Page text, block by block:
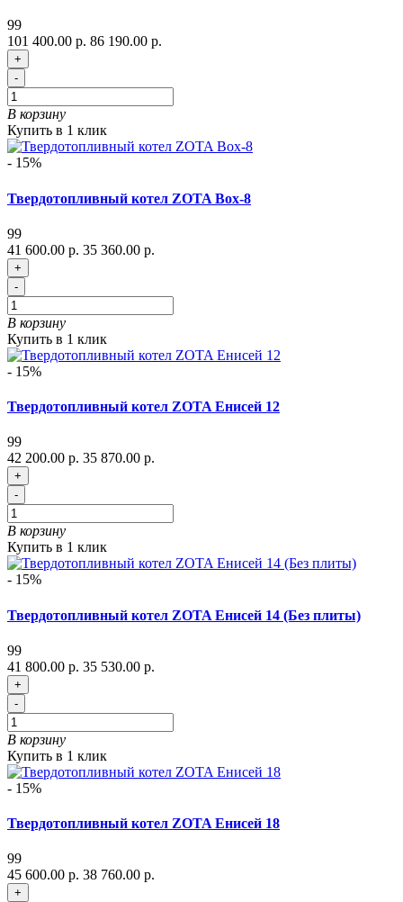
99
101 400.00 р. 86 190.00 р.
+
-
В корзину
Купить в 1 клик
- 15%
Твердотопливный котел ZOTA Box-8
99
41 600.00 р. 35 360.00 р.
+
-
В корзину
Купить в 1 клик
- 15%
Твердотопливный котел ZOTA Енисей 12
99
42 200.00 р. 35 870.00 р.
+
-
В корзину
Купить в 1 клик
- 15%
Твердотопливный котел ZOTA Енисей 14 (Без плиты)
99
41 800.00 р. 35 530.00 р.
+
-
В корзину
Купить в 1 клик
- 15%
Твердотопливный котел ZOTA Енисей 18
99
45 600.00 р. 38 760.00 р.
+